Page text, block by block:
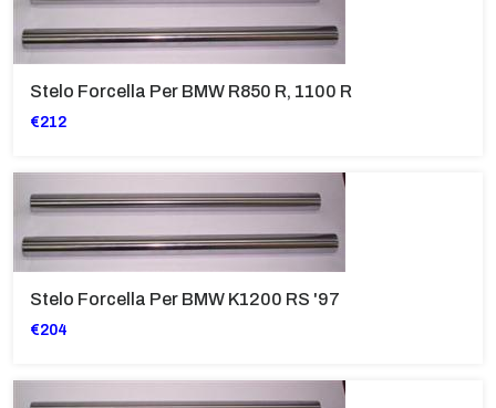
Stelo Forcella Per BMW R850 R, 1100 R
€212
Stelo Forcella Per BMW K1200 RS '97
€204